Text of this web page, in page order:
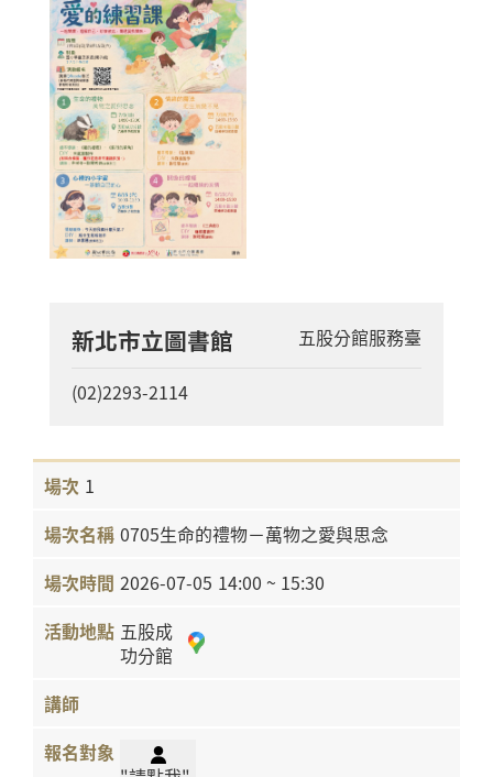
新北市立圖書館 五股分館服務臺
(02)2293-2114
1
0705生命的禮物－萬物之愛與思念
2026-07-05 14:00 ~ 15:30
五股成
功分館